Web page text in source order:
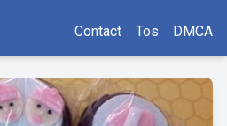
Contact Tos DMCA